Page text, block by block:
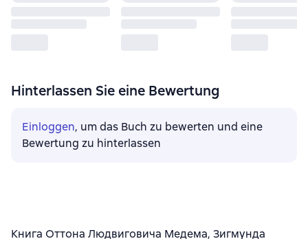
Hinterlassen Sie eine Bewertung
Einloggen, um das Buch zu bewerten und eine
Bewertung zu hinterlassen
Книга Оттона Людвиговича Медема, Зигмунда